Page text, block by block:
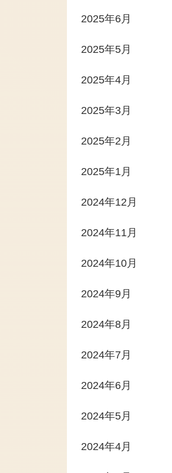
2025年6月
2025年5月
2025年4月
2025年3月
2025年2月
2025年1月
2024年12月
2024年11月
2024年10月
2024年9月
2024年8月
2024年7月
2024年6月
2024年5月
2024年4月